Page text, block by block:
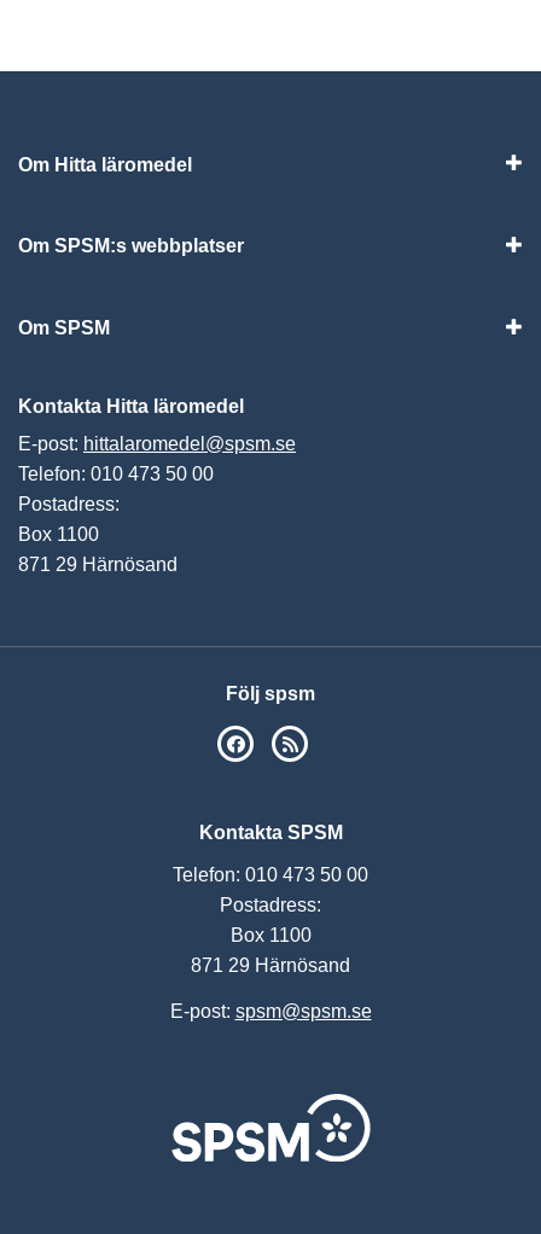
Om Hitta läromedel
Om SPSM:s webbplatser
Om SPSM
Kontakta Hitta läromedel
E-post: hittalaromedel@spsm.se
Telefon: 010 473 50 00
Postadress:
Box 1100
871 29 Härnösand
Följ spsm
SPSM på Facebook
Kontakta SPSM
Telefon: 010 473 50 00
Postadress:
Box 1100
871 29 Härnösand
E-post: spsm@spsm.se